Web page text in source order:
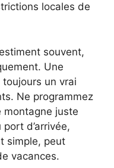
locales de
souvent,
Une
un vrai
Ne programmez
montagne juste
d’arrivée,
simple, peut
vacances.